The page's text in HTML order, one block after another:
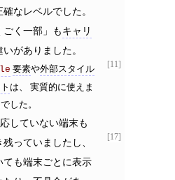
なレベルでした。
ごく一部」もキャリ
がありました。
[11]
要素や外部スタイル
は、 実質的に使えま
した。
[17]
していない端末も
っていましたし、
ても端末ごとに表示